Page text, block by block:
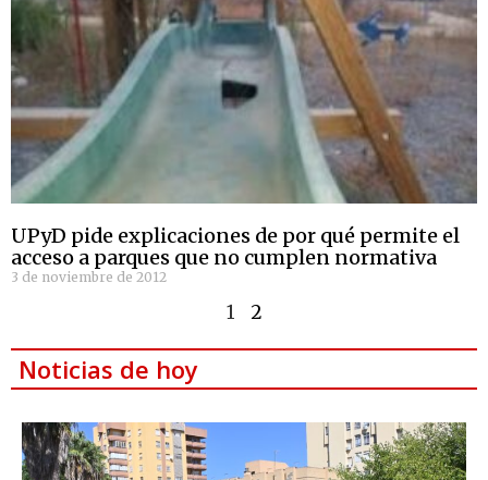
UPyD pide explicaciones de por qué permite el
acceso a parques que no cumplen normativa
3 de noviembre de 2012
1 2
Noticias de hoy